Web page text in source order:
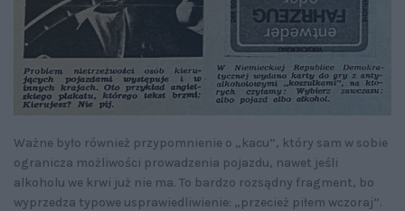
Ważne było również przypomnienie o „kacu”, który sam w sobie
ogranicza możliwości prowadzenia pojazdu, nawet jeśli
alkoholu we krwi już nie ma. To bardzo rozsądny fragment, bo
wyprzedza typowe usprawiedliwienie: „przecież piłem wczoraj”.